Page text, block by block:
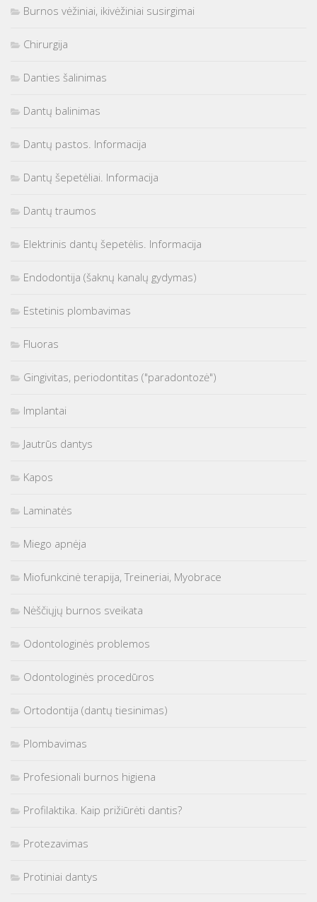
Burnos vėžiniai, ikivėžiniai susirgimai
Chirurgija
Danties šalinimas
Dantų balinimas
Dantų pastos. Informacija
Dantų šepetėliai. Informacija
Dantų traumos
Elektrinis dantų šepetėlis. Informacija
Endodontija (šaknų kanalų gydymas)
Estetinis plombavimas
Fluoras
Gingivitas, periodontitas ("paradontozė")
Implantai
Jautrūs dantys
Kapos
Laminatės
Miego apnėja
Miofunkcinė terapija, Treineriai, Myobrace
Nėščiųjų burnos sveikata
Odontologinės problemos
Odontologinės procedūros
Ortodontija (dantų tiesinimas)
Plombavimas
Profesionali burnos higiena
Profilaktika. Kaip prižiūrėti dantis?
Protezavimas
Protiniai dantys